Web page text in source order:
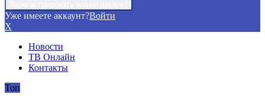
Уже имеете аккаунт?Войти
X
Новости
ТВ Онлайн
Контакты
Топ